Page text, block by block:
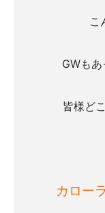
こ
GWも
皆様ど
カロー